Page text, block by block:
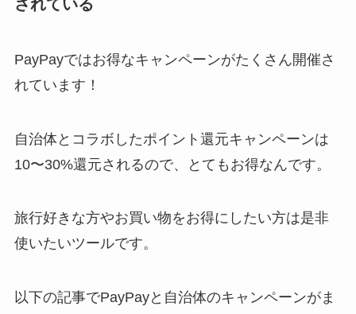
されている
PayPayではお得なキャンペーンがたくさん開催さ
れています！
自治体とコラボしたポイント還元キャンペーンは
10〜30%還元されるので、とてもお得なんです。
旅行好きな方やお買い物をお得にしたい方は是非
使いたいツールです。
以下の記事でPayPayと自治体のキャンペーンがま